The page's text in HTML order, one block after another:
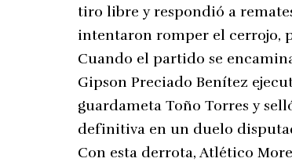
tiro libre y respondió a
intentaron romper el cerrojo,
Cuando el partido se
Gipson Preciado Benítez
guardameta Toño Torres y
definitiva en un duelo
Con esta derrota, Atlético